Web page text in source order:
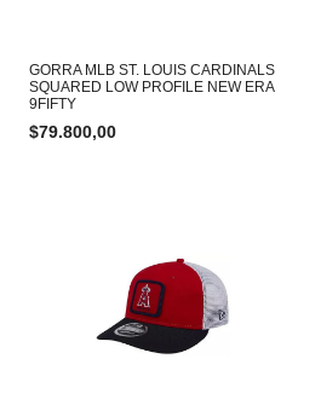
GORRA MLB ST. LOUIS CARDINALS
SQUARED LOW PROFILE NEW ERA
9FIFTY
$79.800,00